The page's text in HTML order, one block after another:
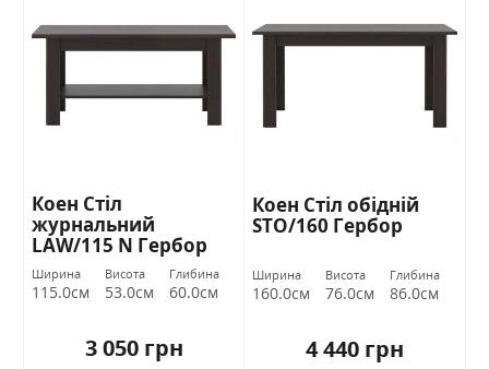
Коен Стіл
журнальний
LAW/115 N Гербор
Ширина
115.0см
Висота
53.0см
Глибина
60.0см
3 050 грн
Коен Стіл обідній
STO/160 Гербор
Ширина
160.0см
Висота
76.0см
Глибина
86.0см
4 440 грн